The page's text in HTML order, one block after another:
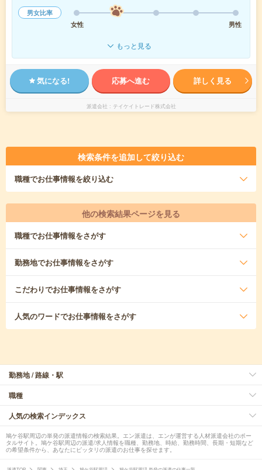
男女比率
女性
男性
もっと見る
気になる! 応募へ進む 詳しく見る
派遣会社 テイケイトレード株式会社
検索条件を追加して絞り込む
職種でお仕事情報を絞り込む
他の検索結果ページを見る
職種でお仕事情報をさがす
勤務地でお仕事情報をさがす
こだわりでお仕事情報をさがす
人気のワードでお仕事情報をさがす
勤務地 / 路線・駅
職種
人気の検索インデックス
鳩ケ谷駅周辺の単発の派遣情報の検索結果。エン派遣は、エンが運営する人材派遣会社のポー
タルサイト。鳩ケ谷駅周辺の派遣/求人情報を職種、勤務地、時給、勤務時間、長期・短期など
の希望条件から、あなたにピッタリの派遣のお仕事を探せます。